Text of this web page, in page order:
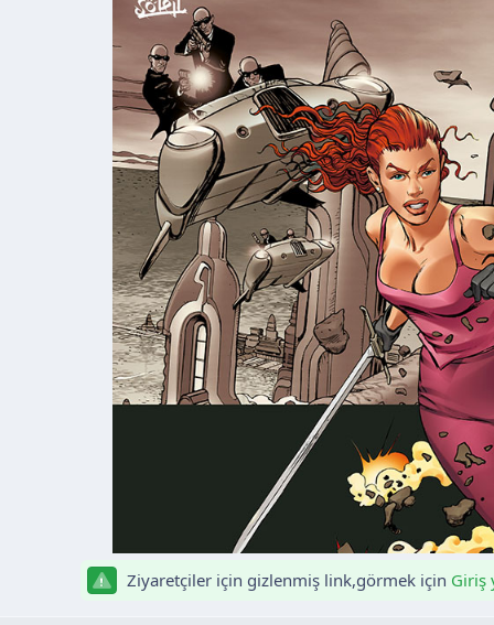
Ziyaretçiler için gizlenmiş link,görmek için Giriş